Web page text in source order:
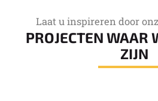
Laat u inspireren door
PROJECTEN WAAR
ZIJN